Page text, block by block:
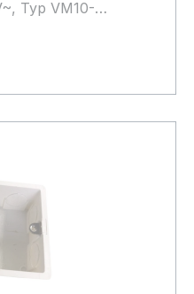
Typ VM10-
Schraubklemmen
stromführender